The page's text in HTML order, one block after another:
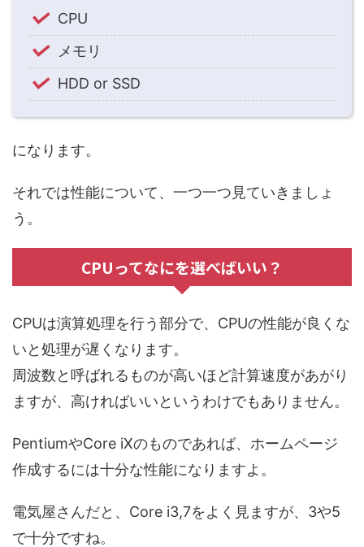
CPU
メモリ
HDD or SSD
になります。
それでは性能について、一つ一つ見ていきましょ
う。
CPUってなにを選べばいい？
CPUは演算処理を行う部分で、 CPUの性能が良くな
いと処理が遅くなります。
周波数と呼ばれるものが高いほど計算速度があがり
ますが、高ければいいというわけでもありません。
PentiumやCore iXのものであれば、ホームページ
作成するには十分な性能になりますよ。
電気屋さんだと、Core i3,7をよく見ますが、3や5
で十分ですね。